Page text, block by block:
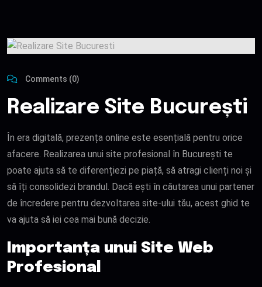
Comments (0)
Realizare Site București
În era digitală, prezența online este esențială pentru orice
afacere. Realizarea unui site profesional în București te
poate ajuta să te diferențiezi pe piață, să atragi clienți noi și
să îți consolidezi brandul. Dacă ești în căutarea unui partener
de încredere pentru dezvoltarea site-ului tău, acest ghid te
va ajuta să iei cea mai bună decizie.
Importanța unui Site Web
Profesional